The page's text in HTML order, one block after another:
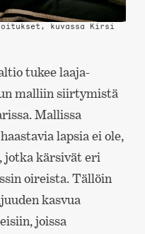
kuvassa Kirsi
tukee laaja-
malliin siirtymistä
Mallissa
lapsia ei ole,
jotka kärsivät eri
oireista. Tällöin
kasvua
joissa